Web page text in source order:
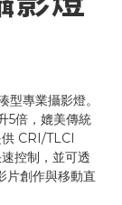
專業攝影燈。
5倍，媲美傳統
CRI/TLCI
控制，並可透
片創作與移動直